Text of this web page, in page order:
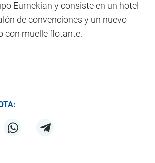
Eurnekian y consiste en un hotel
de convenciones y un nuevo
con muelle flotante.